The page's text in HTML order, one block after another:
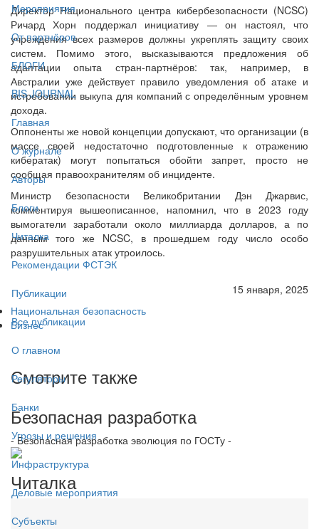
Мероприятия
От партнёров
БЛОГИ
BIS JOURNAL
Главная
О журнале
Авторы
Блоги
Читалка
Рекомендации ФСТЭК
Публикации
Все публикации
О главном
Регуляторы
Банки
Угрозы и решения
Инфраструктура
Деловые мероприятия
Субъекты
Директор Национального центра кибербезопасности (NCSC)
Ричард Хорн поддержал инициативу — он настоял, что
учреждения всех размеров должны укреплять защиту своих
систем. Помимо этого, высказываются предложения об
адаптации опыта стран-партнёров: так, например, в
Австралии уже действует правило уведомления об атаке и
истребовании выкупа для компаний с определённым уровнем
дохода.
Оппоненты же новой концепции допускают, что организации (в
массе своей недостаточно подготовленные к отражению
кибератак) могут попытаться обойти запрет, просто не
сообщая правоохранителям об инциденте.
Министр безопасности Великобритании Дэн Джарвис,
комментируя вышеописанное, напомнил, что в 2023 году
вымогатели заработали около миллиарда долларов, а по
данным того же NCSC, в прошедшем году число особо
разрушительных атак утроилось.
15 января, 2025
Национальная безопасность
Бизнес
Смотрите также
Безопасная разработка
- Безопасная разработка эволюция по ГОСТу -
Читалка